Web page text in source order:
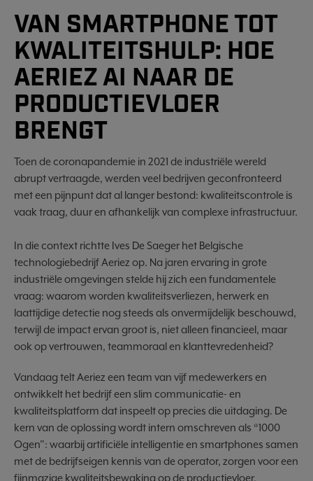
VAN SMARTPHONE TOT
KWALITEITSHULP: HOE
AERIEZ AI NAAR DE
PRODUCTIEVLOER
BRENGT
Toen de coronapandemie in 2021 de industriële wereld
abrupt vertraagde, werden veel bedrijven geconfronteerd
met een pijnpunt dat al langer bestond: kwaliteitscontrole is
vaak traag, duur en afhankelijk van complexe infrastructuur.
In die context richtte Ives De Saeger het Belgische
technologiebedrijf Aeriez op. Na jaren ervaring in grote
industriële omgevingen stelde hij zich een fundamentele
vraag: waarom worden kwaliteitsverliezen, herwerk en
laattijdige detectie nog steeds als onvermijdelijk beschouwd,
terwijl de impact ervan groot is, niet alleen financieel, maar
ook op vertrouwen, teammoraal en klanttevredenheid?
Vandaag telt Aeriez een team van vijf medewerkers en
ontwikkelt het bedrijf een slim communicatie- en
kwaliteitsplatform dat inspeelt op precies die uitdaging. De
kern van de oplossing wordt intern omschreven als “1000
Ogen”: waarbij artificiële intelligentie en smartphones samen
met de bedrijfseigen kennis van de operator, zorgen voor een
fijnmazige kwaliteitsbewaking op de productievloer.